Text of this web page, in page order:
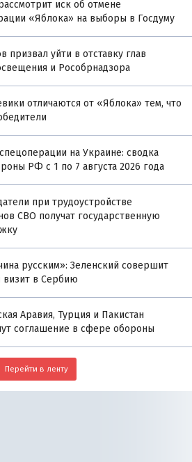
иск об отмене
«Яблока» на выборы в Госдуму
призвал уйти в отставку глав
и Рособрнадзора
отличаются от «Яблока» тем, что
на Украине: сводка
РФ с 1 по 7 августа 2026 года
при трудоустройстве
СВО получат государственную
русским»: Зеленский совершит
визит в Сербию
Аравия, Турция и Пакистан
соглашение в сфере обороны
Перейти в ленту